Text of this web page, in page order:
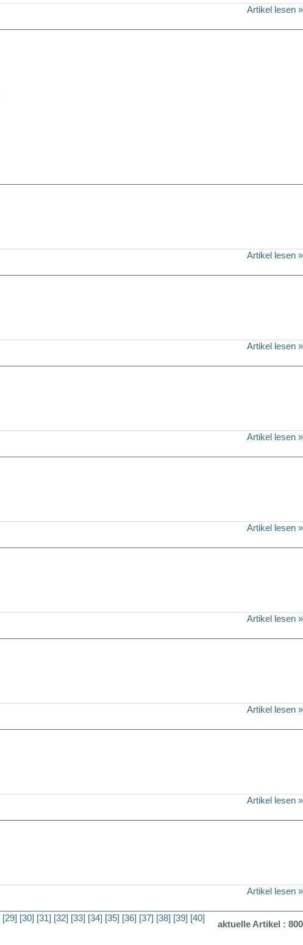
Artikel lesen »
Artikel lesen »
Artikel lesen »
Artikel lesen »
Artikel lesen »
Artikel lesen »
Artikel lesen »
Artikel lesen »
Artikel lesen »
aktuelle Artikel : 800
[29] [30] [31] [32] [33] [34] [35] [36] [37] [38] [39] [40]